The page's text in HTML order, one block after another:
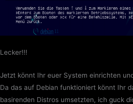
Lecker!!!
Jetzt könnt Ihr euer System einrichten
Da das auf Debian funktioniert könnt Ihr
basirenden Distros umsetzten, ich guck